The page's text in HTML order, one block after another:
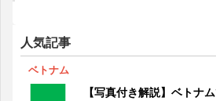
人気記事
ベトナム
【写真付き解説】ベトナ